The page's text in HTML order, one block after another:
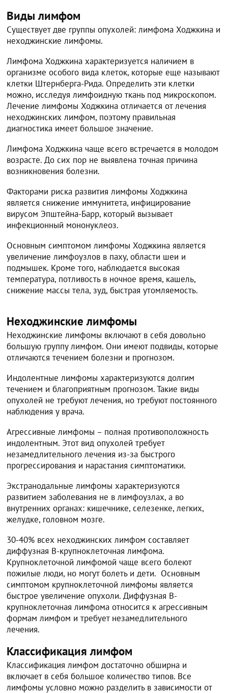
Виды лимфом
Существует две группы опухолей: лимфома Ходжкина и
неходжинские лимфомы.
Лимфома Ходжкина характеризуется наличием в
организме особого вида клеток, которые еще называют
клетки Штернберга-Рида. Определить эти клетки
можно, исследуя лимфоидную ткань под микроскопом.
Лечение лимфомы Ходжкина отличается от лечения
неходжинских лимфом, поэтому правильная
диагностика имеет большое значение.
Лимфома Ходжкина чаще всего встречается в молодом
возрасте. До сих пор не выявлена точная причина
возникновения болезни.
Факторами риска развития лимфомы Ходжкина
является снижение иммунитета, инфицирование
вирусом Эпштейна-Барр, который вызывает
инфекционный мононуклеоз.
Основным симптомом лимфомы Ходжкина является
увеличение лимфоузлов в паху, области шеи и
подмышек. Кроме того, наблюдается высокая
температура, потливость в ночное время, кашель,
снижение массы тела, зуд, быстрая утомляемость.
Неходжинские лимфомы
Неходжинские лимфомы включают в себя довольно
большую группу лимфом. Они имеют подвиды, которые
отличаются течением болезни и прогнозом.
Индолентные лимфомы характеризуются долгим
течением и благоприятным прогнозом. Такие виды
опухолей не требуют лечения, но требуют постоянного
наблюдения у врача.
Агрессивные лимфомы – полная противоположность
индолентным. Этот вид опухолей требует
незамедлительного лечения из-за быстрого
прогрессирования и нарастания симптоматики.
Экстранодальные лимфомы характеризуются
развитием заболевания не в лимфоузлах, а во
внутренних органах: кишечнике, селезенке, легких,
желудке, головном мозге.
30-40% всех неходжинских лимфом составляет
диффузная В-крупноклеточная лимфома.
Крупноклеточной лимфомой чаще всего болеют
пожилые люди, но могут болеть и дети. Основным
симптомом крупноклеточной лимфомы является
быстрое увеличение опухоли. Диффузная В-
крупноклеточная лимфома относится к агрессивным
формам лимфом и требует незамедлительного
лечения.
Классификация лимфом
Классификация лимфом достаточно обширна и
включает в себя большое количество типов. Все
лимфомы условно можно разделить в зависимости от